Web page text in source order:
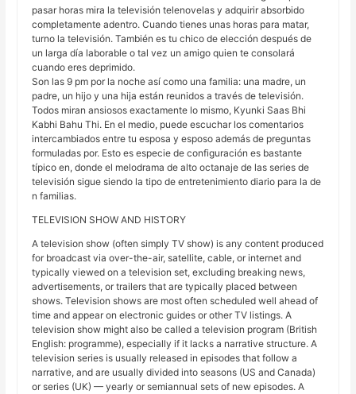
pasar horas mira la televisión telenovelas y adquirir absorbido
completamente adentro. Cuando tienes unas horas para matar,
turno la televisión. También es tu chico de elección después de
un larga día laborable o tal vez un amigo quien te consolará
cuando eres deprimido.
Son las 9 pm por la noche así como una familia: una madre, un
padre, un hijo y una hija están reunidos a través de televisión.
Todos miran ansiosos exactamente lo mismo, Kyunki Saas Bhi
Kabhi Bahu Thi. En el medio, puede escuchar los comentarios
intercambiados entre tu esposa y esposo además de preguntas
formuladas por. Esto es especie de configuración es bastante
típico en, donde el melodrama de alto octanaje de las series de
televisión sigue siendo la tipo de entretenimiento diario para la de
n familias.
TELEVISION SHOW AND HISTORY
A television show (often simply TV show) is any content produced
for broadcast via over-the-air, satellite, cable, or internet and
typically viewed on a television set, excluding breaking news,
advertisements, or trailers that are typically placed between
shows. Television shows are most often scheduled well ahead of
time and appear on electronic guides or other TV listings. A
television show might also be called a television program (British
English: programme), especially if it lacks a narrative structure. A
television series is usually released in episodes that follow a
narrative, and are usually divided into seasons (US and Canada)
or series (UK) — yearly or semiannual sets of new episodes. A